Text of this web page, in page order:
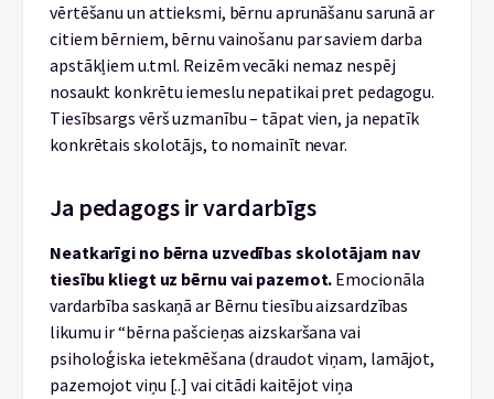
vērtēšanu un attieksmi, bērnu aprunāšanu sarunā ar
citiem bērniem, bērnu vainošanu par saviem darba
apstākļiem u.tml. Reizēm vecāki nemaz nespēj
nosaukt konkrētu iemeslu nepatikai pret pedagogu.
Tiesībsargs vērš uzmanību – tāpat vien, ja nepatīk
konkrētais skolotājs, to nomainīt nevar.
Ja pedagogs ir vardarbīgs
Neatkarīgi no bērna uzvedības skolotājam nav
tiesību kliegt uz bērnu vai pazemot. Emocionāla
vardarbība saskaņā ar Bērnu tiesību aizsardzības
likumu ir “bērna pašcieņas aizskaršana vai
psiholoģiska ietekmēšana (draudot viņam, lamājot,
pazemojot viņu [..] vai citādi kaitējot viņa